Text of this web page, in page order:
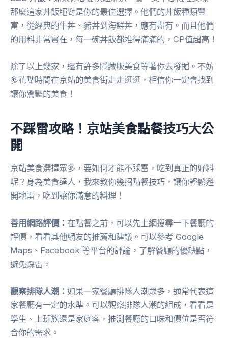
那麼這家丼飯絕對是你的最佳選擇。他們的丼飯種類豐
富，從經典的牛丼、豬丼到海鮮丼，應有盡有。而且他們
的用料非常實在，每一碗丼飯都堆得滿滿的，CP值超高！
除了以上幾家，還有許多隱藏版美食等著你去發掘。不妨
多花點時間在京站的美食街走走逛逛，相信你一定會找到
讓你驚豔的美食！
不踩雷攻略！京站美食點餐技巧大公
開
京站美食選擇眾多，要如何才能不踩雷，吃到真正的好料
呢？身為美食達人，我來教你幾招點餐技巧，讓你輕鬆避
開地雷，吃到讓你滿意的料理！
善用網路評價： 在點餐之前，可以先上網搜尋一下餐廳的
評價，看看其他網友的推薦和建議。可以參考 Google
Maps、Facebook 等平台的評論，了解餐廳的優缺點，
避免踩雷。
觀察排隊人潮： 如果一家餐廳排隊人潮眾多，通常代表這
家餐廳有一定的水準。可以觀察排隊人潮的組成，看看是
學生、上班族還是家庭客，推測餐廳的口味和價位是否符
合你的需求。